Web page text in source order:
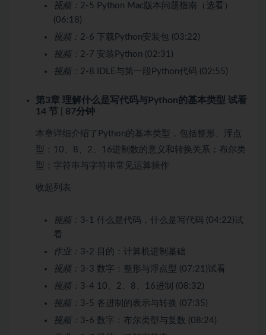
视频： 2-5 Python Mac版本问题指南（选看）
(06:18)
视频： 2-6 下载Python安装包 (03:22)
视频： 2-7 安装Python (02:31)
视频： 2-8 IDLE与第一段Python代码 (02:55)
第3章 理解什么是写代码与Python的基本类型 试看
14 节 | 87分钟
本章详细介绍了Python的基本类型，包括整形、浮点
型；10、8、2、16进制数的意义和转换关系；布尔类
型；字符串与字符串常见运算操作
收起列表
视频： 3-1 什么是代码，什么是写代码 (04:22)试
看
作业： 3-2 目的：计算机进制基础
视频： 3-3 数字：整形与浮点型 (07:21)试看
视频： 3-4 10、2、8、16进制 (08:32)
视频： 3-5 各进制的表示与转换 (07:35)
视频： 3-6 数字：布尔类型与复数 (08:24)